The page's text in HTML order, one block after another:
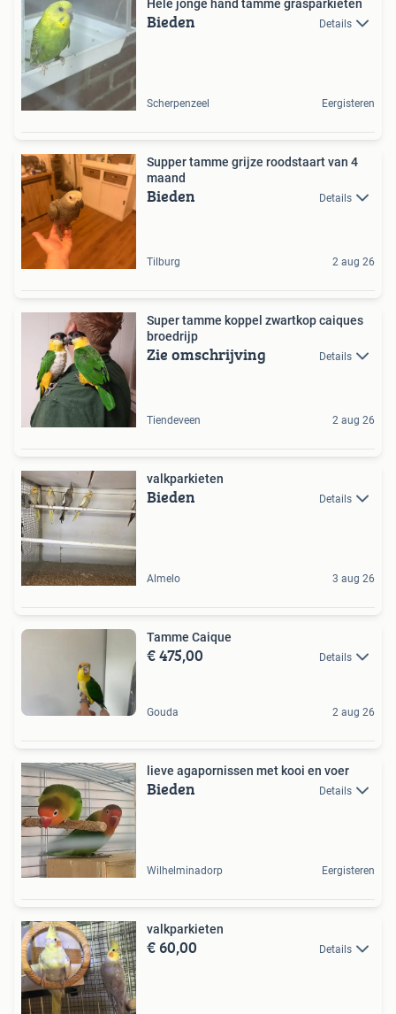
Hele jonge hand tamme grasparkieten
Bieden Details
Scherpenzeel Eergisteren
Supper tamme grijze roodstaart van 4
maand
Bieden Details
Tilburg 2 aug 26
Super tamme koppel zwartkop caiques
broedrijp
Zie omschrijving Details
Tiendeveen 2 aug 26
valkparkieten
Bieden Details
Almelo 3 aug 26
Tamme Caique
€ 475,00 Details
Gouda 2 aug 26
lieve agapornissen met kooi en voer
Bieden Details
Wilhelminadorp Eergisteren
valkparkieten
€ 60,00 Details